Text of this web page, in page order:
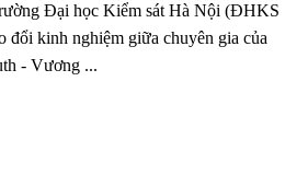
Đại học Kiểm sát Hà Nội (ĐHKS
đổi kinh nghiệm giữa chuyên gia của
- Vương ...